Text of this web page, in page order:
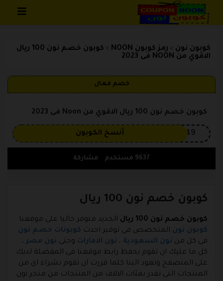
كوبون نون > رمز كوبون NOON >
كوبون خصم نون 100 ريال
الاقوي من NOON فى 2023
خصم فعال
كوبون خصم نون 100 ريال الاقوي من Noon فى 2023
OP149 أنسخ الكوبون
9637 مستخدم مشاركة
كوبون خصم نون 100 ريال
كوبون خصم نون 100 ريال
الجديد متوفر حاليا على موقعنا
كوبون نون المتخصص فى توفير احدث كوبونات خصم نون
فى كل من نون السعودية ، نون الامارات وحتى نون مصر،
كل ما عليك ان تقوم بحفظ رابط موقعنا فى المفضلة لديك
على المتصفح وتعود الينا كلما قررت ان تقوم بشراء اى من
المنتجات التى تقدر بمئات الالاف من المنتجات من متجر نون